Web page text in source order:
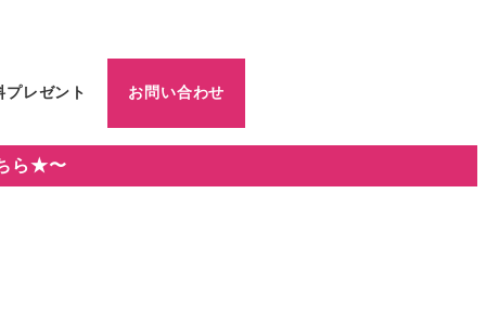
プレゼント お問い合わせ
ら★〜